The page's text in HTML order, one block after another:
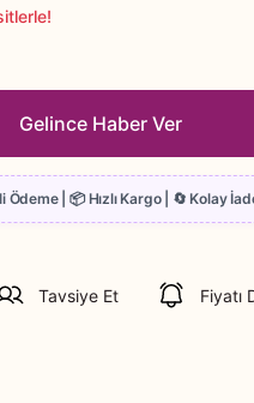
Gelince Haber Ver
Tavsiye Et Fiyatı